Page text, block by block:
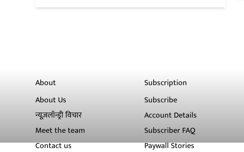
About
About Us
न्यूज़लॉन्ड्री विचार
Meet the team
Contact us
Subscription
Subscribe
Account Details
Subscriber FAQ
Paywall Stories